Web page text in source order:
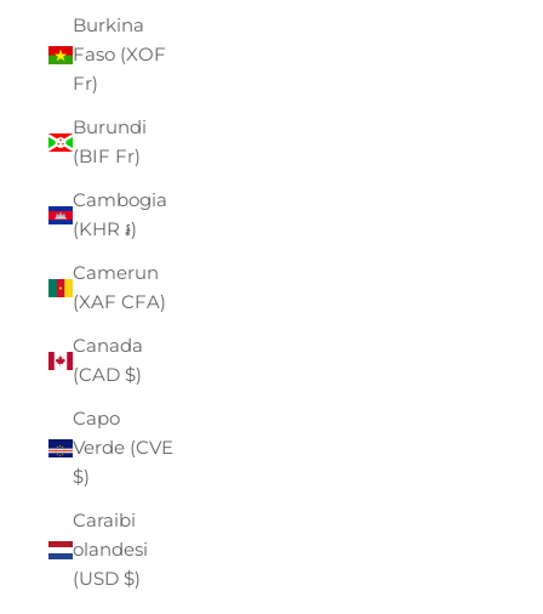
Burkina
Faso (XOF
Fr)
Burundi
(BIF Fr)
Cambogia
(KHR ៛)
Camerun
(XAF CFA)
Canada
(CAD $)
Capo
Verde (CVE
$)
Caraibi
olandesi
(USD $)